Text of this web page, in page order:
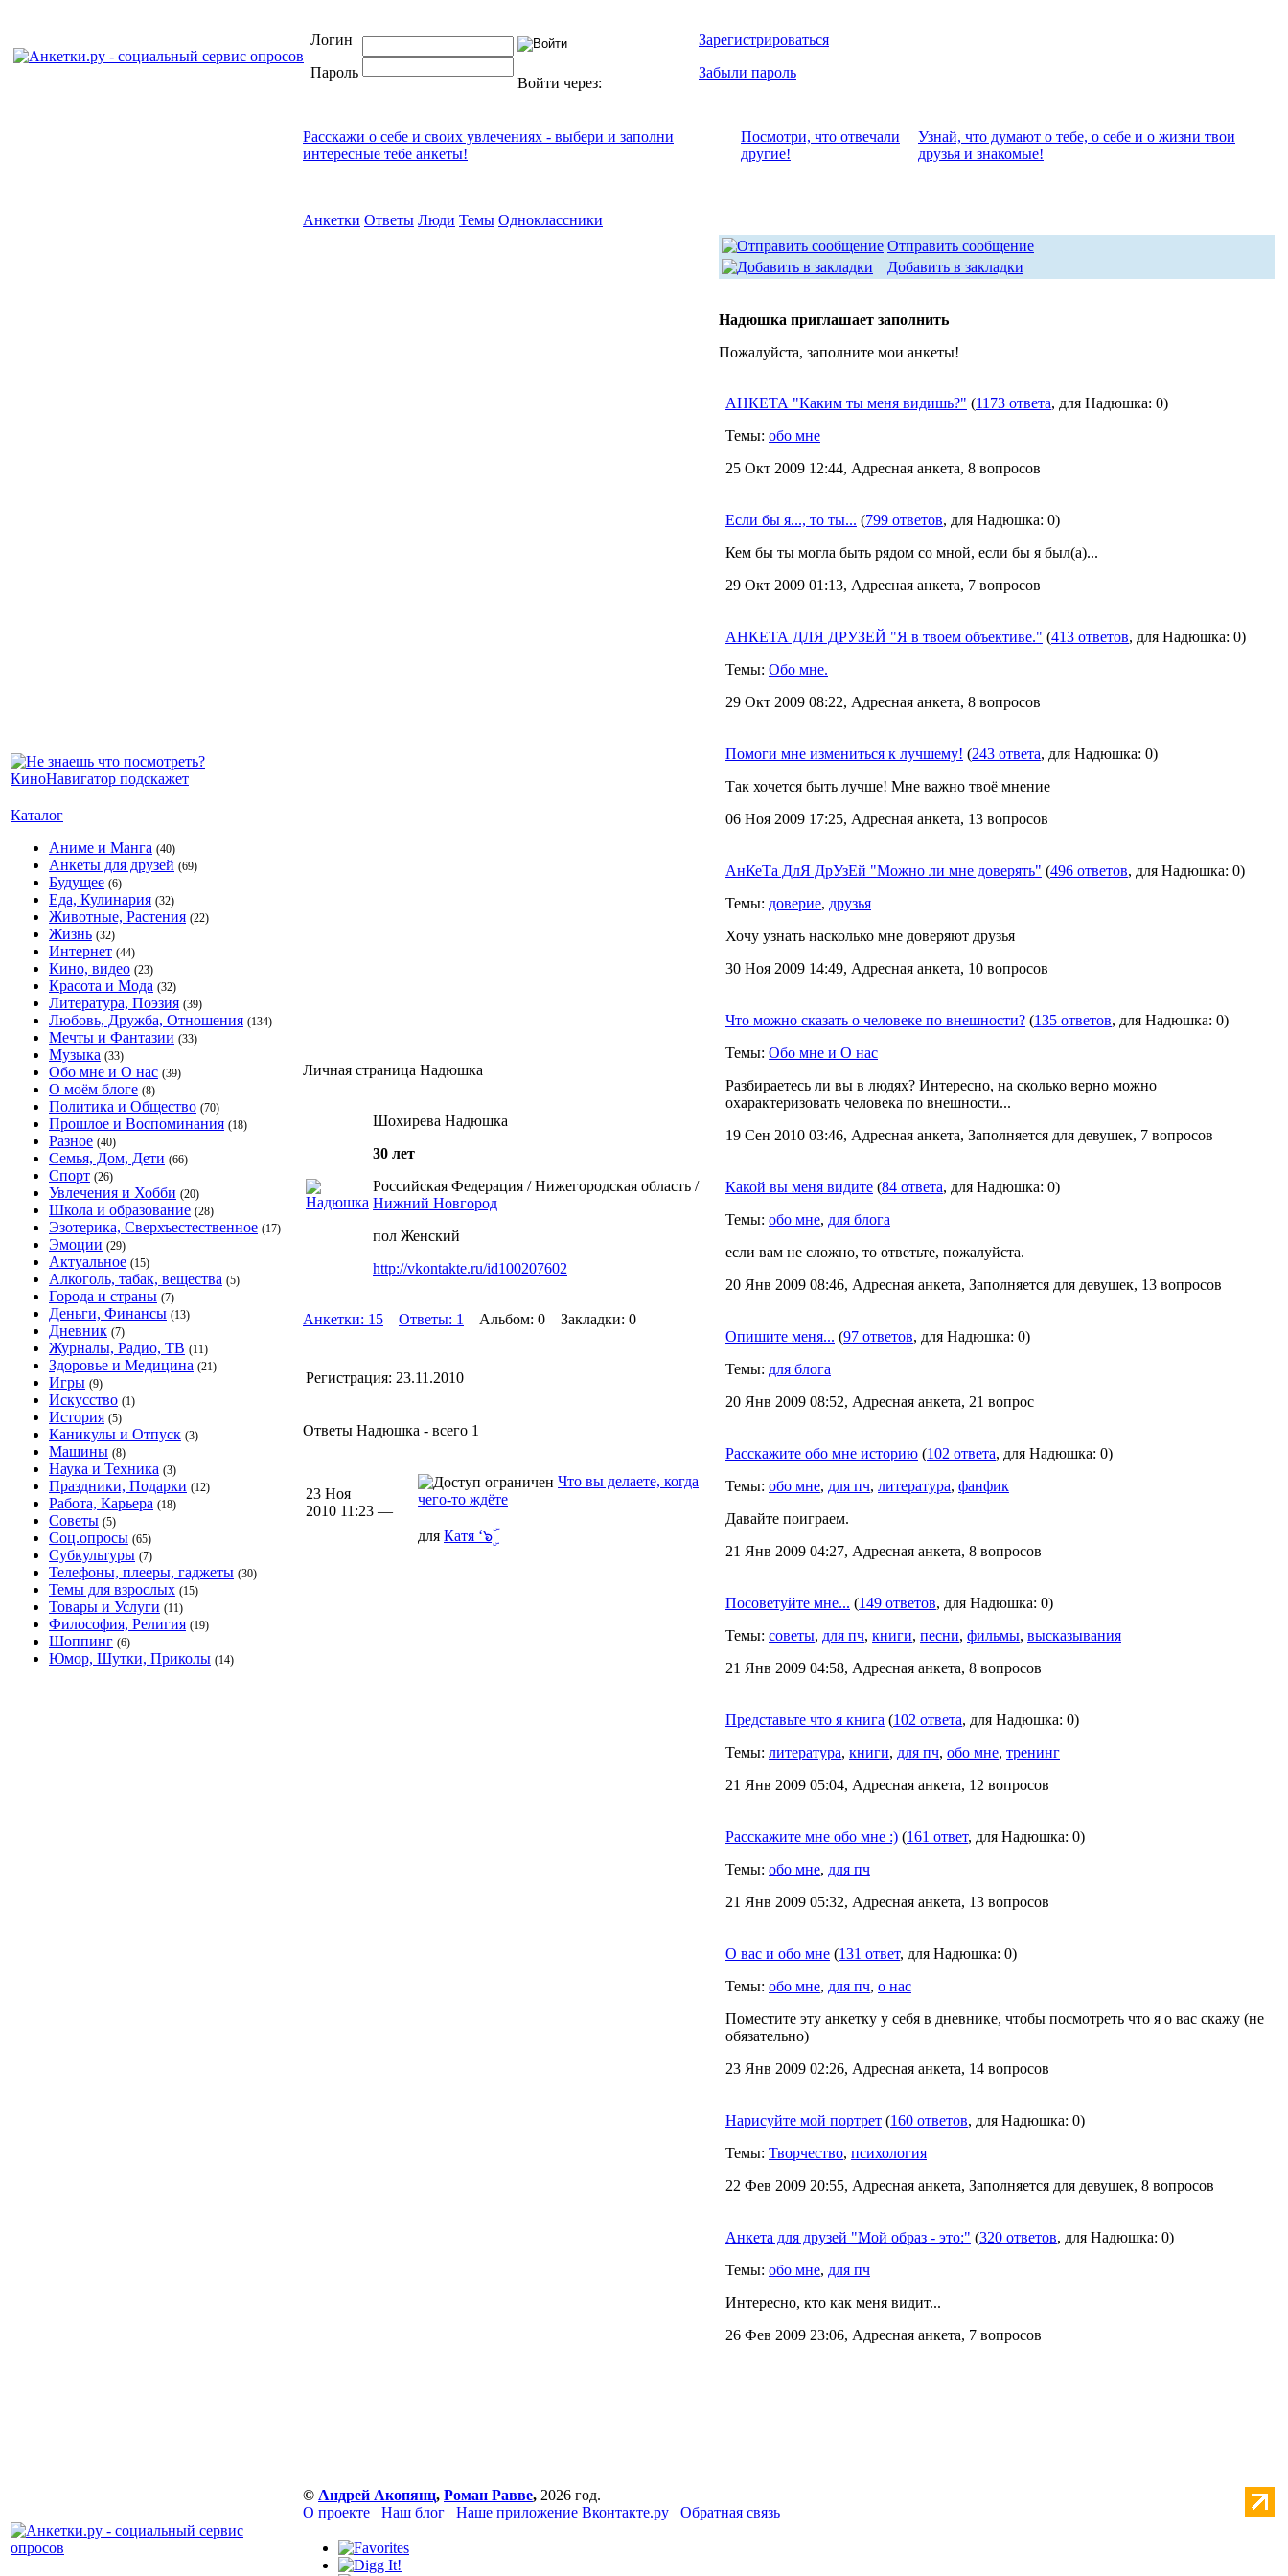
Логин
Пароль
Войти через:
Зарегистрироваться
Забыли пароль
Каталог
Аниме и Манга (40)
Анкеты для друзей (69)
Будущее (6)
Еда, Кулинария (32)
Животные, Растения (22)
Жизнь (32)
Интернет (44)
Кино, видео (23)
Красота и Мода (32)
Литература, Поэзия (39)
Любовь, Дружба, Отношения (134)
Мечты и Фантазии (33)
Музыка (33)
Обо мне и О нас (39)
О моём блоге (8)
Политика и Общество (70)
Прошлое и Воспоминания (18)
Разное (40)
Семья, Дом, Дети (66)
Спорт (26)
Увлечения и Хобби (20)
Школа и образование (28)
Эзотерика, Сверхъестественное (17)
Эмоции (29)
Актуальное (15)
Алкоголь, табак, вещества (5)
Города и страны (7)
Деньги, Финансы (13)
Дневник (7)
Журналы, Радио, ТВ (11)
Здоровье и Медицина (21)
Игры (9)
Искусство (1)
История (5)
Каникулы и Отпуск (3)
Машины (8)
Наука и Техника (3)
Праздники, Подарки (12)
Работа, Карьера (18)
Советы (5)
Соц.опросы (65)
Субкультуры (7)
Телефоны, плееры, гаджеты (30)
Темы для взрослых (15)
Товары и Услуги (11)
Философия, Религия (19)
Шоппинг (6)
Юмор, Шутки, Приколы (14)
Расскажи о себе и своих увлечениях - выбери и заполни
интересные тебе анкеты!
Посмотри, что отвeчали
другие!
Узнай, что думают о тебе, о себе и о жизни твои
друзья и знакомые!
Анкетки Ответы Люди Темы Одноклассники
Личная страница Надюшка
Шохирева Надюшка
30 лет
Российская Федерация / Нижегородская область /
Нижний Новгород
пол Женский
http://vkontakte.ru/id100207602
Анкетки: 15 Ответы: 1 Альбом: 0 Закладки: 0
Регистрация: 23.11.2010
Ответы Надюшка - всего 1
23 Ноя
2010 11:23 —
Что вы делаете, когда
чего-то ждёте
для Катя ‘๖ۣۜ
Отправить сообщение
Добавить в закладки
Надюшка приглашает заполнить
Пожалуйста, заполните мои анкеты!
АНКЕТА "Каким ты меня видишь?" (1173 ответа, для Надюшка: 0)
Темы: обо мне
25 Окт 2009 12:44, Адресная анкета, 8 вопросов
Если бы я..., то ты... (799 ответов, для Надюшка: 0)
Кем бы ты могла быть рядом со мной, если бы я был(а)...
29 Окт 2009 01:13, Адресная анкета, 7 вопросов
АНКЕТА ДЛЯ ДРУЗЕЙ "Я в твоем объективе." (413 ответов, для Надюшка: 0)
Темы: Обо мне.
29 Окт 2009 08:22, Адресная анкета, 8 вопросов
Помоги мне измениться к лучшему! (243 ответа, для Надюшка: 0)
Так хочется быть лучше! Мне важно твоё мнение
06 Ноя 2009 17:25, Адресная анкета, 13 вопросов
АнКеТа ДлЯ ДрУзЕй "Можно ли мне доверять" (496 ответов, для Надюшка: 0)
Темы: доверие, друзья
Хочу узнать насколько мне доверяют друзья
30 Ноя 2009 14:49, Адресная анкета, 10 вопросов
Что можно сказать о человеке по внешности? (135 ответов, для Надюшка: 0)
Темы: Обо мне и О нас
Разбираетесь ли вы в людях? Интересно, на сколько верно можно
охарактеризовать человека по внешности...
19 Сен 2010 03:46, Адресная анкета, Заполняется для девушек, 7 вопросов
Какой вы меня видите (84 ответа, для Надюшка: 0)
Темы: обо мне, для блога
если вам не сложно, то ответьте, пожалуйста.
20 Янв 2009 08:46, Адресная анкета, Заполняется для девушек, 13 вопросов
Опишите меня... (97 ответов, для Надюшка: 0)
Темы: для блога
20 Янв 2009 08:52, Адресная анкета, 21 вопрос
Расскажите обо мне историю (102 ответа, для Надюшка: 0)
Темы: обо мне, для пч, литература, фанфик
Давайте поиграем.
21 Янв 2009 04:27, Адресная анкета, 8 вопросов
Посоветуйте мне... (149 ответов, для Надюшка: 0)
Темы: советы, для пч, книги, песни, фильмы, высказывания
21 Янв 2009 04:58, Адресная анкета, 8 вопросов
Представьте что я книга (102 ответа, для Надюшка: 0)
Темы: литература, книги, для пч, обо мне, тренинг
21 Янв 2009 05:04, Адресная анкета, 12 вопросов
Расскажите мне обо мне :) (161 ответ, для Надюшка: 0)
Темы: обо мне, для пч
21 Янв 2009 05:32, Адресная анкета, 13 вопросов
О вас и обо мне (131 ответ, для Надюшка: 0)
Темы: обо мне, для пч, о нас
Поместите эту анкетку у себя в дневнике, чтобы посмотреть что я о вас скажу (не
обязательно)
23 Янв 2009 02:26, Адресная анкета, 14 вопросов
Нарисуйте мой портрет (160 ответов, для Надюшка: 0)
Темы: Творчество, психология
22 Фев 2009 20:55, Адресная анкета, Заполняется для девушек, 8 вопросов
Анкета для друзей "Мой образ - это:" (320 ответов, для Надюшка: 0)
Темы: обо мне, для пч
Интересно, кто как меня видит...
26 Фев 2009 23:06, Адресная анкета, 7 вопросов
© Андрей Акопянц, Роман Равве, 2026 год.
О проекте
Наш блог Наше приложение Вконтакте.ру Обратная связь